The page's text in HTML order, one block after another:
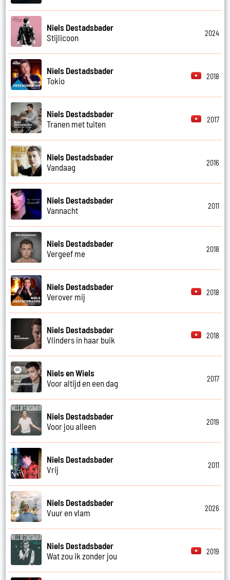
Niels Destadsbader
Stijlicoon
2024
Niels Destadsbader
Tokio
2018
Niels Destadsbader
Tranen met tuiten
2017
Niels Destadsbader
Vandaag
2016
Niels Destadsbader
Vannacht
2011
Niels Destadsbader
Vergeef me
2018
Niels Destadsbader
Verover mij
2018
Niels Destadsbader
Vlinders in haar buik
2018
Niels en Wiels
Voor altijd en een dag
2017
Niels Destadsbader
Voor jou alleen
2019
Niels Destadsbader
Vrij
2011
Niels Destadsbader
Vuur en vlam
2026
Niels Destadsbader
Wat zou ik zonder jou
2019